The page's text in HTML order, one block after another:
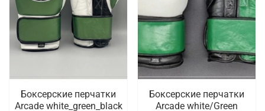
Боксерские перчатки
Arcade white_green_black
Боксерские перчатки
Arcade white/Green